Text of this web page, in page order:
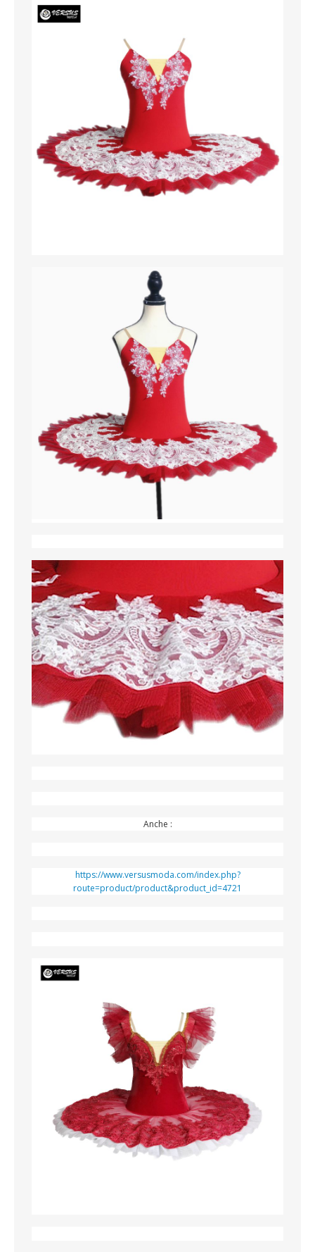
Anche :
https://www.versusmoda.com/index.php?
route=product/product&product_id=4721